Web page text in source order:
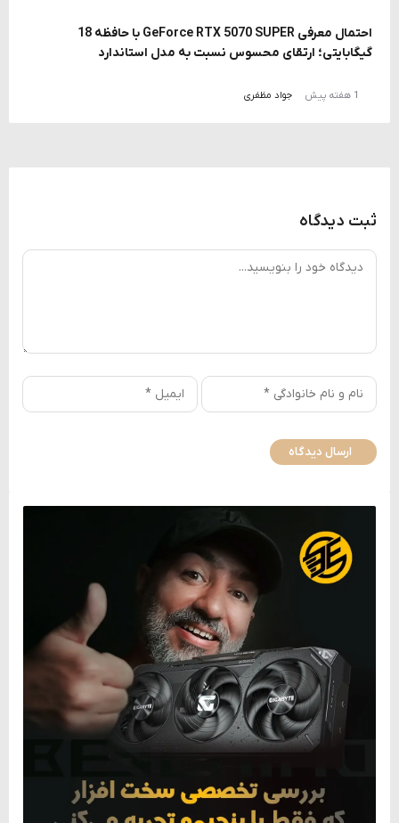
احتمال معرفی GeForce RTX 5070 SUPER با حافظه 18
گیگابایتی؛ ارتقای محسوس نسبت به مدل استاندارد
1 هفته پیش جواد مظفری
ثبت دیدگاه